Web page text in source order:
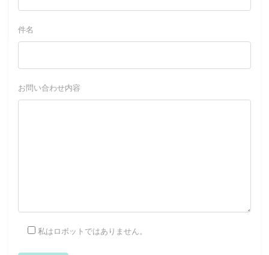
件名
お問い合わせ内容
私はロボットではありません。